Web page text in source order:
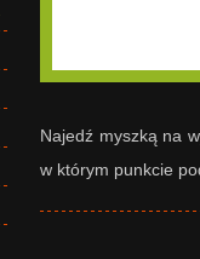
Najedź myszką na
w którym punkcie